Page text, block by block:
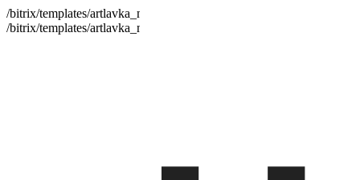
/bitrix/templates/artlavka_mobile/js/jquery-3.1.1.min.js
/bitrix/templates/artlavka_mobile/js/jquery-ui.min.js